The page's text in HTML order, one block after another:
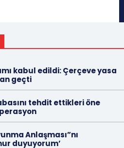
kabul edildi: Çerçeve yasa
geçti
tehdit ettikleri öne
Anlaşması”nı
duyuyorum’